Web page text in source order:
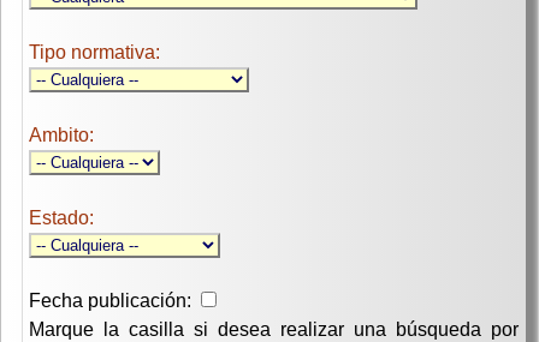
Tipo normativa:
Ambito:
Estado:
Fecha publicación:
Marque la casilla si desea realizar una búsqueda por